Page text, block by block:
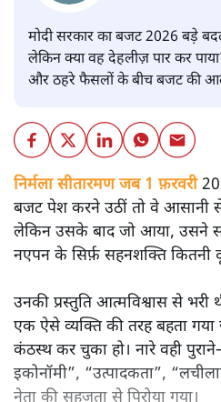
मोदी सरकार का बजट 2026 बड़े
लेकिन क्या वह देहलीज़ पार कर
और ठहरे फैसलों के बीच बजट की
निर्मला सीतारमण जब 1 फ़रवरी
बजट पेश करने उठीं तो वे आसानी से
लेकिन उसके बाद जो आया, उसने
नएपन के सिर्फ़ सहनशक्ति कितनी
उनकी प्रस्तुति आत्मविश्वास से
एक ऐसे व्यक्ति की तरह बहता गया
कंठस्थ कर चुका हो। नारे वही
इकोनॉमी”, “उत्पादकता”,
नेता की सहजता से पिरोया गया।